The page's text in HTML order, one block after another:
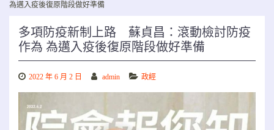
為邁入疫後復原階段做好準備
多項防疫新制上路 蘇貞昌：滾動檢討防疫
作為 為邁入疫後復原階段做好準備
2022 年 6 月 2 日 admin 政經